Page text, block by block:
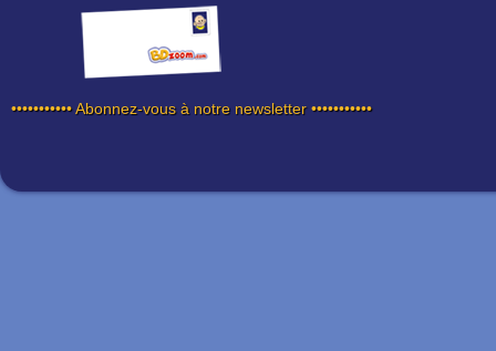
••••••••••• Abonnez-vous à notre newsletter •••••••••••